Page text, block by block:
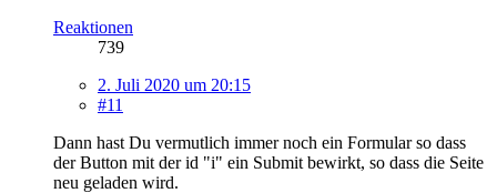
Reaktionen
739
2. Juli 2020 um 20:15
#11
Dann hast Du vermutlich immer noch ein Formular so dass
der Button mit der id "i" ein Submit bewirkt, so dass die Seite
neu geladen wird.